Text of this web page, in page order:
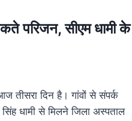
परिजन, सीएम धामी के
तीसरा दिन है। गांवों से संपर्क
धामी से मिलने जिला अस्पताल